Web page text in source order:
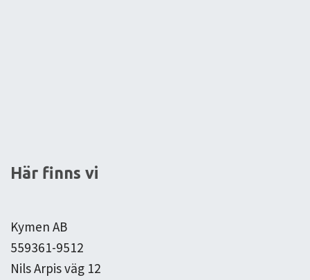
Här finns vi
Kymen AB
559361-9512
Nils Arpis väg 12